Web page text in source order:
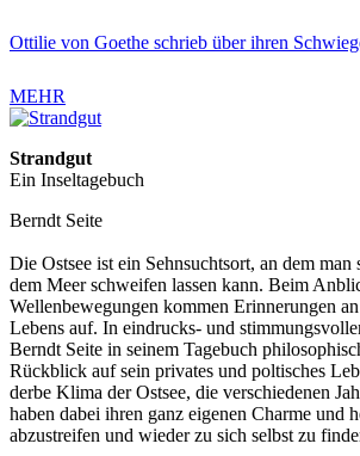
Ottilie von Goethe schrieb über ihren
MEHR
Strandgut
Ein Inseltagebuch
Berndt Seite
Die Ostsee ist ein Sehnsuchtsort, an dem man
dem Meer schweifen lassen kann. Beim
Wellenbewegungen kommen Erinnerungen
Lebens auf. In eindrucks- und
Berndt Seite in seinem Tagebuch
Rückblick auf sein privates und poltisches
derbe Klima der Ostsee, die verschiedenen
haben dabei ihren ganz eigenen Charme und
abzustreifen und wieder zu sich selbst zu